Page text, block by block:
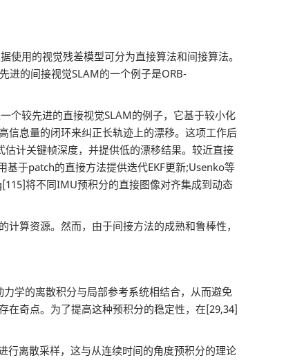
用的视觉残差模型可分为直接算法和间接算法。
进的间接视觉SLAM的一个例子是ORB-
较先进的直接视觉SLAM的例子，它基于较小化
信息量的闭环来纠正长轨迹上的漂移。这项工作后
计关键帧深度，并提供低的漂移结果。较近直接
于patch的直接方法提供迭代EKF更新;Usenko等
将不同IMU预积分的直接图像对齐集成到动态
算资源。然而，由于间接方法的成熟和鲁棒性，
学的离散积分与局部参考系统相结合，从而避免
在奇点。为了提高这种预积分的稳定性，在[29,34]
离散采样，这与从连续时间的角度预积分的理论